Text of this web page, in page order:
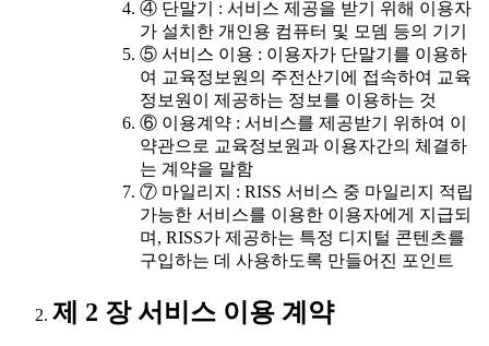
④ 단말기 : 서비스 제공을 받기 위해 이용자
가 설치한 개인용 컴퓨터 및 모뎀 등의 기기
⑤ 서비스 이용 : 이용자가 단말기를 이용하
여 교육정보원의 주전산기에 접속하여 교육
정보원이 제공하는 정보를 이용하는 것
⑥ 이용계약 : 서비스를 제공받기 위하여 이
약관으로 교육정보원과 이용자간의 체결하
는 계약을 말함
⑦ 마일리지 : RISS 서비스 중 마일리지 적립
가능한 서비스를 이용한 이용자에게 지급되
며, RISS가 제공하는 특정 디지털 콘텐츠를
구입하는 데 사용하도록 만들어진 포인트
제 2 장 서비스 이용 계약